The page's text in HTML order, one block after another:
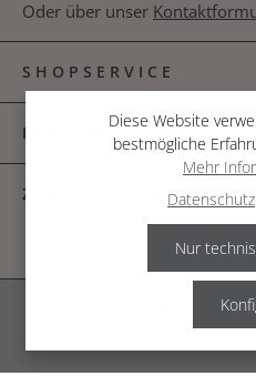
Oder über unser
SHOPSERVICE
INFORMATIONEN
ZAHLUNGSARTEN
Alle Preise inkl. gesetzl.
Diese Website
bestmögliche
Mehr
Datenschutz
Nur